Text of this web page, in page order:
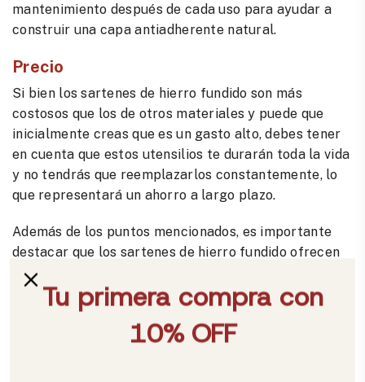
mantenimiento después de cada uso para ayudar a
construir una capa antiadherente natural.
Precio
Si bien los sartenes de hierro fundido son más
costosos que los de otros materiales y puede que
inicialmente creas que es un gasto alto, debes tener
en cuenta que estos utensilios te durarán toda la vida
y no tendrás que reemplazarlos constantemente, lo
que representará un ahorro a largo plazo.
Además de los puntos mencionados, es importante
destacar que los sartenes de hierro fundido ofrecen
beneficios adicionales para la salud. Por ejemplo, al
cocinar con hierro fundido, se aumenta la ingesta de
hierro en los alimentos, lo que puede ser beneficioso
para personas con deficiencia de hierro o anemia.